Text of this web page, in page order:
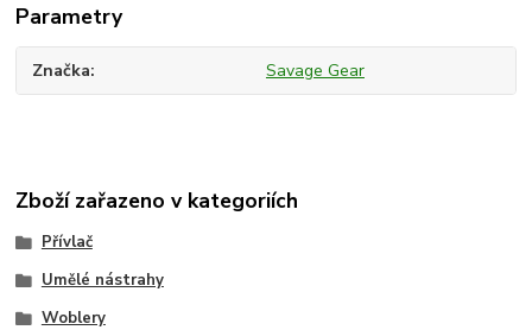
Parametry
Značka Savage Gear
Zboží zařazeno v kategoriích
Přívlač
Umělé nástrahy
Woblery